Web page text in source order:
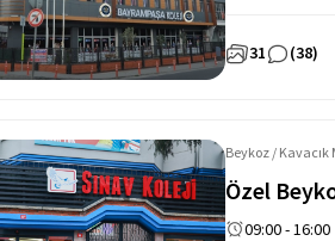
31 (38)
Beykoz / Kavacık
Özel
09:00 - 16:00